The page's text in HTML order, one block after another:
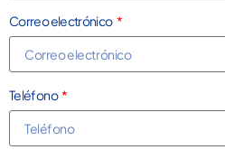
Correo electrónico
Teléfono